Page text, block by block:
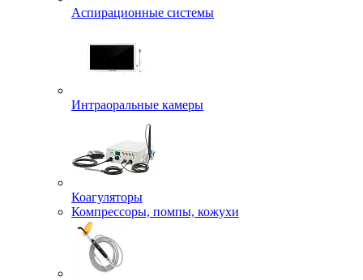
Аспирационные системы
Интраоральные камеры
Коагуляторы
Компрессоры, помпы, кожухи